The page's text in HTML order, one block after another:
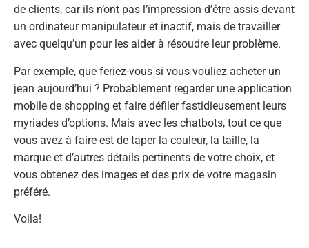
de clients, car ils n’ont pas l’impression d’être assis devant
un ordinateur manipulateur et inactif, mais de travailler
avec quelqu’un pour les aider à résoudre leur problème.
Par exemple, que feriez-vous si vous vouliez acheter un
jean aujourd’hui ? Probablement regarder une application
mobile de shopping et faire défiler fastidieusement leurs
myriades d’options. Mais avec les chatbots, tout ce que
vous avez à faire est de taper la couleur, la taille, la
marque et d’autres détails pertinents de votre choix, et
vous obtenez des images et des prix de votre magasin
préféré.
Voila!